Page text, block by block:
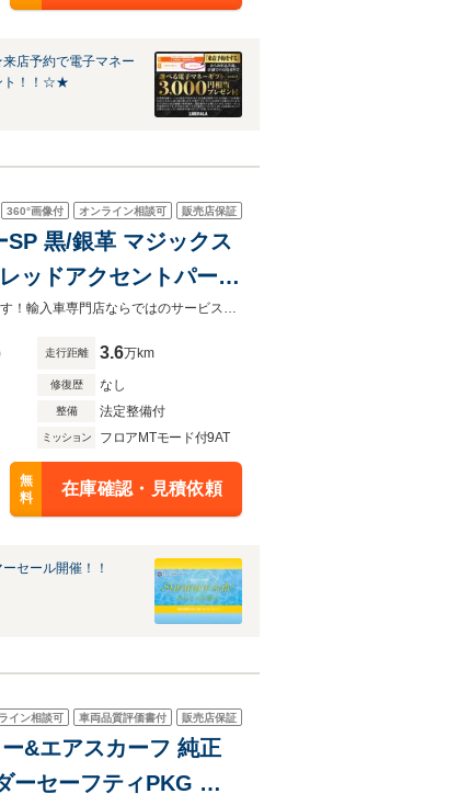
店予約で電子マネー
ト！！☆★
360°画像付 オンライン相談可 販売店保証
黒/銀革 マジックス
ッドアクセントパーツ
カーボンインテリア☆販売強化期間！特別金利0.99％～（実質年率）！全車に無料の2年保証が付帯致します！輸入車専門店ならではのサービスをご提供致します！！
走行距離 3.6万km
修復歴 なし
整備 法定整備付
ミッション フロアMTモード付9AT
無
料
在庫確認・見積依頼
セール開催！！
イン相談可 車両品質評価書付 販売店保証
&エアスカーフ 純正